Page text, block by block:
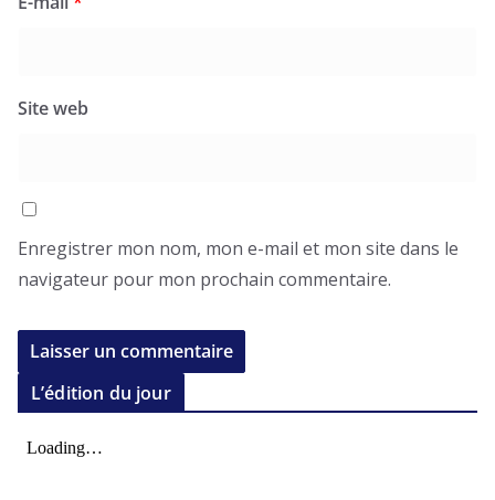
Site web
Enregistrer mon nom, mon e-mail et mon site dans le
navigateur pour mon prochain commentaire.
L’édition du jour